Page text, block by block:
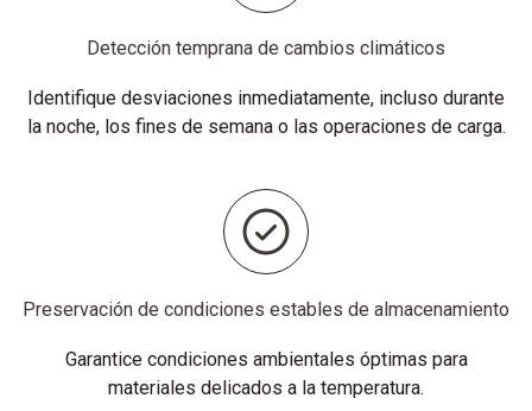
Detección temprana de cambios climáticos
Identifique desviaciones inmediatamente, incluso durante
la noche, los fines de semana o las operaciones de carga.
Preservación de condiciones estables de almacenamiento
Garantice condiciones ambientales óptimas para
materiales delicados a la temperatura.